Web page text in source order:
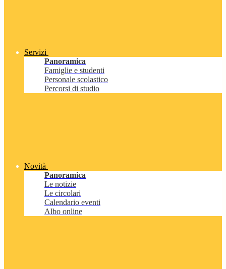
Servizi
Panoramica
Famiglie e studenti
Personale scolastico
Percorsi di studio
Novità
Panoramica
Le notizie
Le circolari
Calendario eventi
Albo online